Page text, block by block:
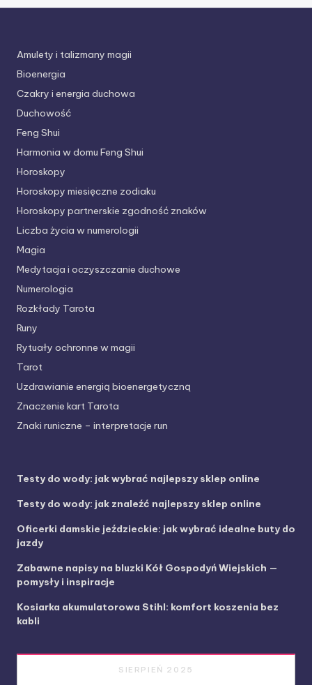
Amulety i talizmany magii
Bioenergia
Czakry i energia duchowa
Duchowość
Feng Shui
Harmonia w domu Feng Shui
Horoskopy
Horoskopy miesięczne zodiaku
Horoskopy partnerskie zgodność znaków
Liczba życia w numerologii
Magia
Medytacja i oczyszczanie duchowe
Numerologia
Rozkłady Tarota
Runy
Rytuały ochronne w magii
Tarot
Uzdrawianie energią bioenergetyczną
Znaczenie kart Tarota
Znaki runiczne – interpretacje run
Testy do wody: jak wybrać najlepszy sklep online
Testy do wody: jak znaleźć najlepszy sklep online
Oficerki damskie jeździeckie: jak wybrać idealne buty do
jazdy
Zabawne napisy na bluzki Kół Gospodyń Wiejskich —
pomysły i inspiracje
Kosiarka akumulatorowa Stihl: komfort koszenia bez
kabli
SIERPIEŃ 2025